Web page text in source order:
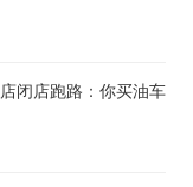
闭店跑路：你买油车